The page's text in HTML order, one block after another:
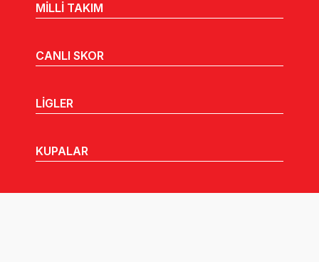
MİLLİ TAKIM
CANLI SKOR
LİGLER
KUPALAR